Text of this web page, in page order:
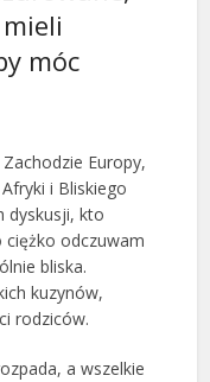
móc
Europy,
i Bliskiego
dyskusji, kto
odczuwam
bliska.
kuzynów,
rodziców.
a wszelkie